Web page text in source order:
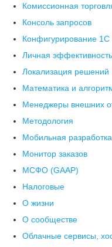
Комиссионная
Консоль запросов
Конфигурирование 1С
Личная эффективность
Локализация решений
Математика и
Менеджеры внешних
Методология
Мобильная разработка
Монитор заказов
МСФО (GAAP)
Налоговые
О жизни
О сообществе
Облачные сервисы,